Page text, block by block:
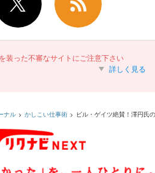
装った不審なサイトにご注意下さい
詳しく見る
ナル かしこい仕事術 ビル・ゲイツ絶賛！澤円氏